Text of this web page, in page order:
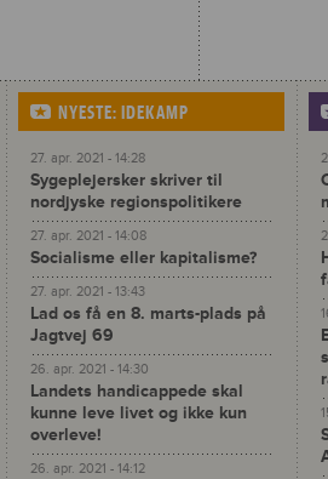
NYESTE: IDEKAMP
27. apr. 2021 - 14:28
Sygeplejersker skriver til
nordjyske regionspolitikere
27. apr. 2021 - 14:08
Socialisme eller kapitalisme?
27. apr. 2021 - 13:43
Lad os få en 8. marts-plads på
Jagtvej 69
26. apr. 2021 - 14:30
Landets handicappede skal
kunne leve livet og ikke kun
overleve!
26. apr. 2021 - 14:12